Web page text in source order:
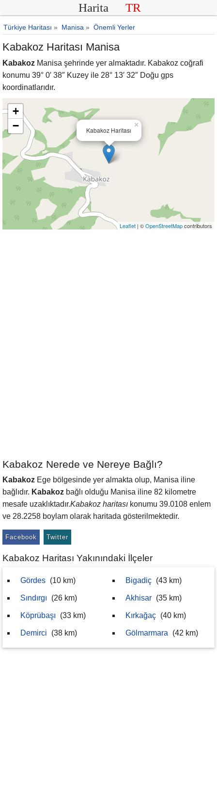
Harita TR
Türkiye Haritası » Manisa » Önemli Yerler
Kabakoz Haritası Manisa
Kabakoz Manisa şehrinde yer almaktadır. Kabakoz coğrafi
konumu 39° 0′ 38″ Kuzey ile 28° 13′ 32″ Doğu gps
koordinatlarıdır.
Kabakoz Haritası
×
+
−
Leaflet | ©OpenStreetMapcontributors
Kabakoz Nerede ve Nereye Bağlı?
Kabakoz Ege bölgesinde yer almakta olup, Manisa iline
bağlıdır. Kabakoz bağlı olduğu Manisa iline 82 kilometre
mesafe uzaklıktadır.Kabakoz haritası konumu 39.0108 enlem
ve 28.2258 boylam olarak haritada gösterilmektedir.
Facebook Twitter
Kabakoz Haritası Yakınındaki İlçeler
Gördes (10 km)
Sındırgı (26 km)
Köprübaşı (33 km)
Demirci (38 km)
Bigadiç (43 km)
Akhisar (35 km)
Kırkağaç (40 km)
Gölmarmara (42 km)